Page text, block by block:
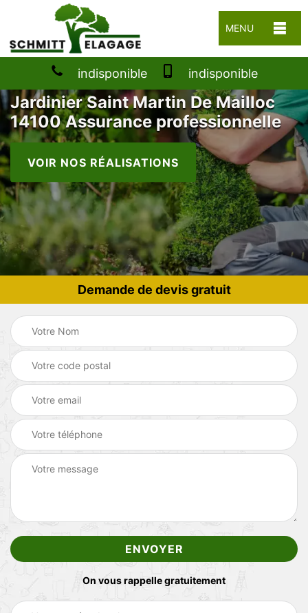
MENU
indisponible indisponible
Jardinier Saint Martin De Mailloc
14100 Assurance professionnelle
VOIR NOS RÉALISATIONS
Demande de devis gratuit
On vous rappelle gratuitement